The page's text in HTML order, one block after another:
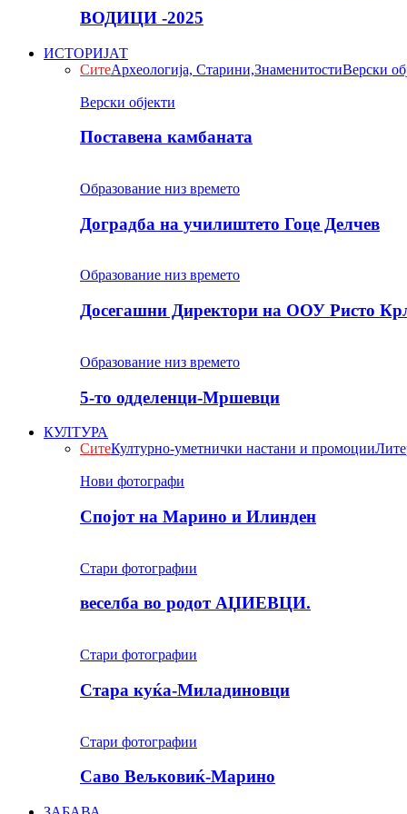
ВОДИЦИ -2025
ИСТОРИЈАТ
СитеАрхеологија, Старини,ЗнаменитостиВерски
Верски објекти
Поставена камбаната
Образование низ времето
Доградба на училиштето Гоце Делчев
Образование низ времето
Досегашни Директори на ООУ Ристо
Образование низ времето
5-то одделенци-Мршевци
КУЛТУРА
СитеКултурно-уметнички настани и промоции
Нови фотографи
Спојот на Марино и Илинден
Стари фотографии
веселба во родот АЏИЕВЦИ.
Стари фотографии
Стара куќа-Миладиновци
Стари фотографии
Саво Вељковиќ-Марино